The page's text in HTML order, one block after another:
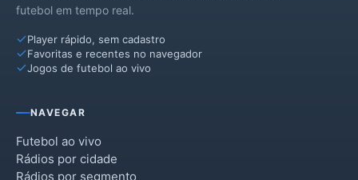
futebol em tempo real.
Player rápido, sem cadastro
Favoritas e recentes no navegador
Jogos de futebol ao vivo
NAVEGAR
Futebol ao vivo
Rádios por cidade
Rádios por segmento